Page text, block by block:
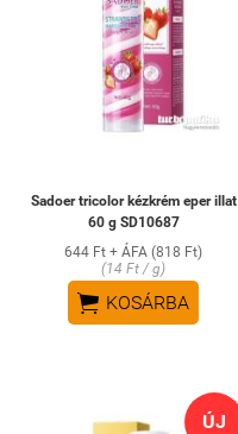
Sadoer tricolor kézkrém eper illat
60 g SD10687
644 Ft + ÁFA (818 Ft)
(14 Ft / g)
 KOSÁRBA
ÚJ